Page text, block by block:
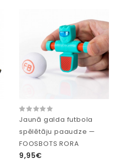
Jaunā galda futbola
spēlētāju paaudze —
FOOSBOTS RORA
9,95€